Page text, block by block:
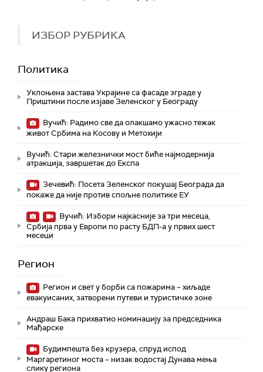
ИЗБОР РУБРИКА
Политика
Уклоњена застава Украјине са фасаде зграде у
Приштини после изјаве Зеленског у Београду
Вучић: Радимо све да олакшамо ужасно тежак
живот Србима на Косову и Метохији
Вучић: Стари железнички мост биће најмодернија
атракција, завршетак до Експа
Зечевић: Посета Зеленског покушај Београда да
покаже да није против спољне политике ЕУ
Вучић: Избори најкасније за три месеца,
Србија прва у Европи по расту БДП-а у првих шест
месеци
Регион
Регион и свет у борби са пожарима – хиљаде
евакуисаних, затворени путеви и туристичке зоне
Андраш Бака прихватио номинацију за председника
Мађарске
Будимпешта без крузера, спруд испод
Маргаретиног моста – низак водостај Дунава мења
слику региона